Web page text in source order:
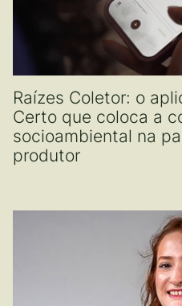
Raízes Coletor: o
Certo que coloca a
socioambiental na
produtor